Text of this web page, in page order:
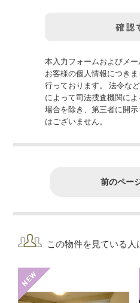
本入力フォームおよびメ
お客様の個人情報につき
行っております。 法令な
によって司法捜査機関に
場合を除き、第三者に開
はございません。
前のペー
この物件を見ている人